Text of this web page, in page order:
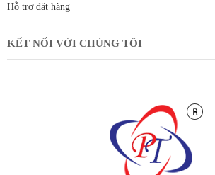
Hỗ trợ đặt hàng
KẾT NỐI VỚI CHÚNG TÔI